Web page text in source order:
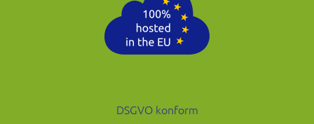
DSGVO konform